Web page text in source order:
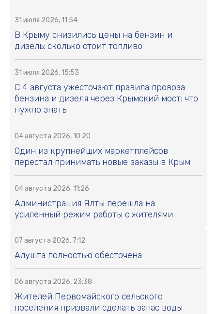
31 июля 2026, 11:54
В Крыму снизились цены на бензин и
дизель: сколько стоит топливо
31 июля 2026, 15:53
С 4 августа ужесточают правила провоза
бензина и дизеля через Крымский мост: что
нужно знать
04 августа 2026, 10:20
Один из крупнейших маркетплейсов
перестал принимать новые заказы в Крым
04 августа 2026, 11:26
Администрация Ялты перешла на
усиленный режим работы с жителями
07 августа 2026, 7:12
Алушта полностью обесточена
06 августа 2026, 23:38
Жителей Первомайского сельского
поселения призвали сделать запас воды